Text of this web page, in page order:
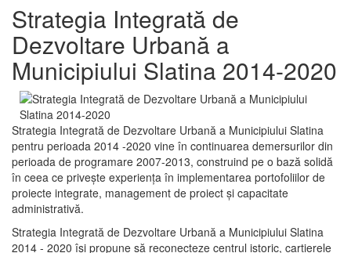
Strategia Integrată de
Dezvoltare Urbană a
Municipiului Slatina 2014-2020
Strategia Integrată de Dezvoltare Urbană a Municipiului Slatina
pentru perioada 2014 -2020 vine în continuarea demersurilor din
perioada de programare 2007-2013, construind pe o bază solidă
în ceea ce priveşte experienţa în implementarea portofoliilor de
proiecte integrate, management de proiect și capacitate
administrativă.
Strategia Integrată de Dezvoltare Urbană a Municipiului Slatina
2014 - 2020 își propune să reconecteze centrul istoric, cartierele